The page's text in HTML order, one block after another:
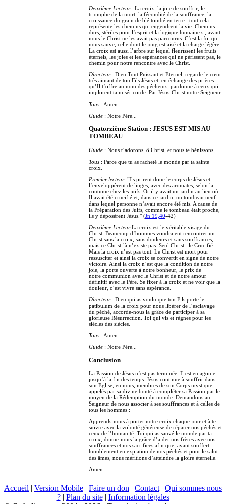
Deuxième Lecteur: La croix, la joie de souffrir, le
triomphe de la mort, la fécondité de la souffrance, la
croissance du grain de blé tombé en terre : tout cela
représente les chemins qui engendrent la vie. Chemins
durs, stériles pour l’esprit et la logique humaine si, avant
nous le Christ ne les avait pas parcourus. C’est la foi qui
nous sauve, celle dont le joug est aisé et la charge légère.
La croix est aussi l’arbre sur lequel fleurissent les fruits
éternels, les joies et les espérances qui ne périssent pas, le
chemin pour notre rencontre avec le Christ.
Directeur: Dieu Tout Puissant et Eternel, regarde le cœur
très aimant de ton Fils Jésus et, en échange des prières
qu’Il t’offre au nom des pécheurs, pardonne à ceux qui
implorent ta miséricorde. Par Jésus-Christ notre Seigneur.
Tous : Amen.
Guide : Notre Père...
Quatorzième Station : JESUS EST MIS AU
TOMBEAU
Guide : Nous t’adorons, ô Christ, et nous te bénissons,
Tous : Parce que tu as racheté le monde par ta sainte
croix.
Premier lecteur:"Ils prirent donc le corps de Jésus et
l’enveloppèrent de linges, avec des aromates, selon la
coutume chez les juifs. Or il y avait un jardin au lieu où
Il avait été crucifié et, dans ce jardin, un tombeau neuf
dans lequel personne n’avait encore été mis. A cause de
la Préparation des Juifs, comme le tombeau était proche,
ils y déposèrent Jésus." (Jn 19,40-42)
Deuxième Lecteur:La croix est le véritable visage du
Christ. Beaucoup d’hommes voudraient rencontrer un
Christ sans la croix, sans douleurs et sans souffrances,
mais ce Christ-là n’existe pas. Seul Christ : le Crucifié.
Mais la croix n’est pas tout. Le Christ est mort pour
ressusciter et ainsi la croix se convertit en signe de notre
victoire. Ainsi la croix n’est que la condition de notre
joie, la porte ouverte à notre bonheur, le prix de
notre communion avec le Christ et de notre amour
définitif avec le Père. Se fixer à la croix et ne voir que la
douleur, c’est vivre sans espérance.
Directeur: Dieu qui as voulu que ton Fils porte le
patibulum de la croix pour nous libérer de l’esclavage
du péché, accorde-nous la grâce de participer à sa
glorieuse Résurrection. Toi qui vis et règnes pour les
siècles des siècles.
Tous : Amen.
Guide : Notre Père...
Conclusion
La Passion de Jésus n’est pas terminée. Il est en agonie
jusqu’à la fin des temps. Jésus continue à souffrir dans
son Eglise, en nous, membres de son Corps mystique,
appelés par sa divine bonté à compléter sa Passion par le
moyen de la Rédemption du monde. Demandons au
Seigneur de nous associer à ses souffrances et à celles de
tous les hommes :
Apprends-nous à porter notre croix chaque jour et à te
suivre avec la volonté généreuse de réparer nos péchés et
ceux de l’humanité. Toi qui as sauvé le monde par ta
croix, donne-nous la grâce d’aider nos frères avec nos
souffrances et nos sacrifices afin que, ayant souffert
humblement en expiation de nos péchés et pour le salut
des âmes, nous méritions d’atteindre la gloire éternelle.
Amen.
Accueil | Version Mobile | Faire un don | Contact | Qui sommes nous
?| Plan du site| Information légales